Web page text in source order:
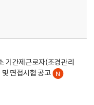
기간제근로자(조경관리
면접시험 공고